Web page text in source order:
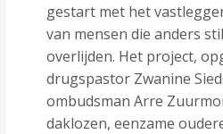
gestart met het
van mensen die anders
overlijden. Het project,
drugspastor Zwanine
ombudsman Arre
daklozen, eenzame